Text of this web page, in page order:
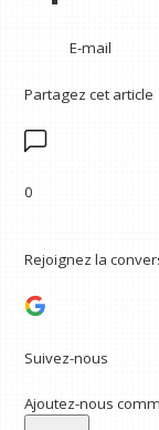
E-mail
Partagez cet article
0
Rejoignez la
Suivez-nous
Ajoutez-nous